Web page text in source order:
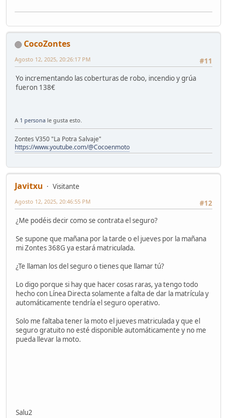
CocoZontes
#11
Agosto 12, 2025, 20:26:17 PM
Yo incrementando las coberturas de robo, incendio y grúa
fueron 138€
A 1 persona le gusta esto.
Zontes V350 "La Potra Salvaje"
https://www.youtube.com/@Cocoenmoto
Javitxu
Visitante
#12
Agosto 12, 2025, 20:46:55 PM
¿Me podéis decir como se contrata el seguro?
Se supone que mañana por la tarde o el jueves por la mañana
mi Zontes 368G ya estará matriculada.
¿Te llaman los del seguro o tienes que llamar tú?
Lo digo porque si hay que hacer cosas raras, ya tengo todo
hecho con Línea Directa solamente a falta de dar la matrícula y
automáticamente tendría el seguro operativo.
Solo me faltaba tener la moto el jueves matriculada y que el
seguro gratuito no esté disponible automáticamente y no me
pueda llevar la moto.
Salu2